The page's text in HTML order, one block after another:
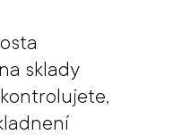
sklady